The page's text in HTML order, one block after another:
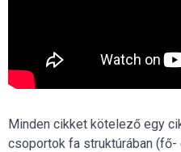
Minden cikket kötelező egy
csoportok fa struktúrában